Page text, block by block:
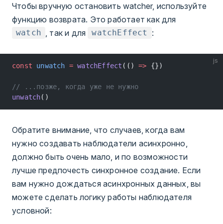
Чтобы вручную остановить watcher, используйте
функцию возврата. Это работает как для
watch , так и для watchEffect :
js
const unwatch = watchEffect (() => {})
// ...позже, когда уже не нужно
unwatch()
Обратите внимание, что случаев, когда вам
нужно создавать наблюдатели асинхронно,
должно быть очень мало, и по возможности
лучше предпочесть синхронное создание. Если
вам нужно дождаться асинхронных данных, вы
можете сделать логику работы наблюдателя
условной: